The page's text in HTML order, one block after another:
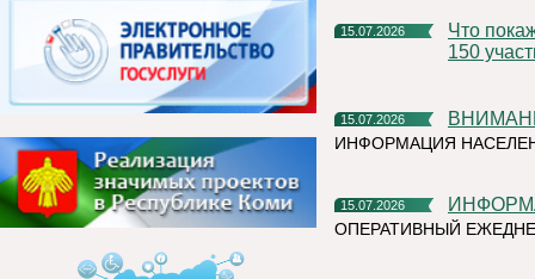
15.07.2026
Что покажут на Коми ВДНХ? Организаторы ожидают более
150
15.07.2026
ИНФОРМАЦИЯ
15.07.2026
ОПЕРАТИВНЫЙ